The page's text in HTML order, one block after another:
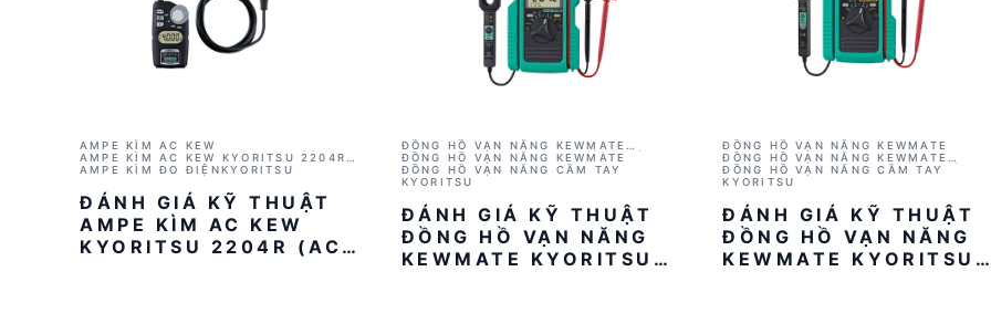
AMPE KÌM AC KEW
AMPE KÌM AC KEW KYORITSU 2204R
(AC 400A)
AMPE KÌM ĐO ĐIỆNKYORITSU
ĐÁNH GIÁ KỸ THUẬT
AMPE KÌM AC KEW
KYORITSU 2204R (AC
ĐỒNG HỒ VẠN NĂNG KEWMATE
KYORITSU 2012RA (KẸP CẢM BIẾN
AC/DC)
ĐỒNG HỒ VẠN NĂNG KEWMATE
ĐỒNG HỒ VẠN NĂNG CẦM TAY
KYORITSU
ĐÁNH GIÁ KỸ THUẬT
ĐỒNG HỒ VẠN NĂNG
KEWMATE KYORITSU
ĐỒNG HỒ VẠN NĂNG KEWMATE
ĐỒNG HỒ VẠN NĂNG KEWMATE
KYORITSU 2001A (KÈM CẢM BIẾN
AC/DC)
ĐỒNG HỒ VẠN NĂNG CẦM TAY
KYORITSU
ĐÁNH GIÁ KỸ THUẬT
ĐỒNG HỒ VẠN NĂNG
KEWMATE KYORITSU